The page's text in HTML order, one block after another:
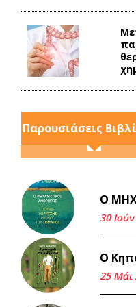
Παρουσιάσεις
Ο
30
Ο
25 Μάι
Και
σε